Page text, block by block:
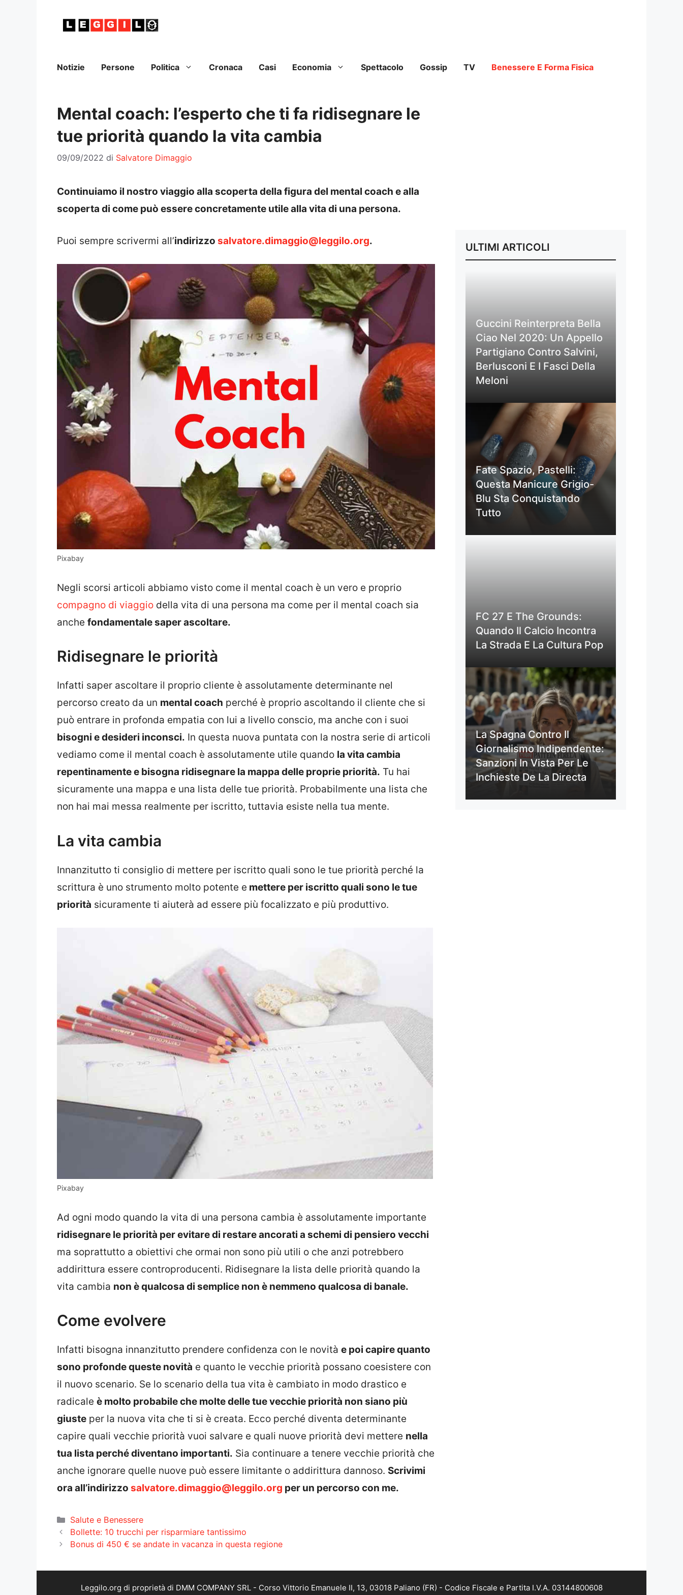
Notizie Persone Politica Cronaca Casi Economia Spettacolo Gossip TV Benessere E Forma Fisica
Mental coach: l’esperto che ti fa ridisegnare le
tue priorità quando la vita cambia
09/09/2022 di Salvatore Dimaggio
Continuiamo il nostro viaggio alla scoperta della figura del mental coach e alla
scoperta di come può essere concretamente utile alla vita di una persona.
Puoi sempre scrivermi all’indirizzo salvatore.dimaggio@leggilo.org.
Pixabay
Negli scorsi articoli abbiamo visto come il mental coach è un vero e proprio
compagno di viaggio della vita di una persona ma come per il mental coach sia
anche fondamentale saper ascoltare.
Ridisegnare le priorità
Infatti saper ascoltare il proprio cliente è assolutamente determinante nel
percorso creato da un mental coach perché è proprio ascoltando il cliente che si
può entrare in profonda empatia con lui a livello conscio, ma anche con i suoi
bisogni e desideri inconsci. In questa nuova puntata con la nostra serie di articoli
vediamo come il mental coach è assolutamente utile quando la vita cambia
repentinamente e bisogna ridisegnare la mappa delle proprie priorità. Tu hai
sicuramente una mappa e una lista delle tue priorità. Probabilmente una lista che
non hai mai messa realmente per iscritto, tuttavia esiste nella tua mente.
La vita cambia
Innanzitutto ti consiglio di mettere per iscritto quali sono le tue priorità perché la
scrittura è uno strumento molto potente e mettere per iscritto quali sono le tue
priorità sicuramente ti aiuterà ad essere più focalizzato e più produttivo.
Pixabay
Ad ogni modo quando la vita di una persona cambia è assolutamente importante
ridisegnare le priorità per evitare di restare ancorati a schemi di pensiero vecchi
ma soprattutto a obiettivi che ormai non sono più utili o che anzi potrebbero
addirittura essere controproducenti. Ridisegnare la lista delle priorità quando la
vita cambia non è qualcosa di semplice non è nemmeno qualcosa di banale.
Come evolvere
Infatti bisogna innanzitutto prendere confidenza con le novità e poi capire quanto
sono profonde queste novità e quanto le vecchie priorità possano coesistere con
il nuovo scenario. Se lo scenario della tua vita è cambiato in modo drastico e
radicale è molto probabile che molte delle tue vecchie priorità non siano più
giuste per la nuova vita che ti si è creata. Ecco perché diventa determinante
capire quali vecchie priorità vuoi salvare e quali nuove priorità devi mettere nella
tua lista perché diventano importanti. Sia continuare a tenere vecchie priorità che
anche ignorare quelle nuove può essere limitante o addirittura dannoso. Scrivimi
ora all’indirizzo salvatore.dimaggio@leggilo.org per un percorso con me.
Categorie
Salute e Benessere
Bollette: 10 trucchi per risparmiare tantissimo
Bonus di 450 € se andate in vacanza in questa regione
ULTIMI ARTICOLI
Guccini Reinterpreta Bella
Ciao Nel 2020: Un Appello
Partigiano Contro Salvini,
Berlusconi E I Fasci Della
Meloni
Fate Spazio, Pastelli:
Questa Manicure Grigio-
Blu Sta Conquistando
Tutto
FC 27 E The Grounds:
Quando Il Calcio Incontra
La Strada E La Cultura Pop
La Spagna Contro Il
Giornalismo Indipendente:
Sanzioni In Vista Per Le
Inchieste De La Directa
Leggilo.org di proprietà di DMM COMPANY SRL - Corso Vittorio Emanuele II, 13, 03018 Paliano (FR) - Codice Fiscale e Partita I.V.A. 03144800608